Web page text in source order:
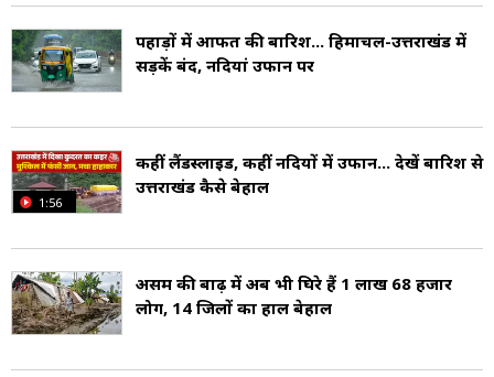
13 जिले हैं जो तीन मंडलों कुमाऊं मंडल, गढ़वाल मंडल
और गैरसैंण मंडल में बंटे हुए हैं.
देहरादून, उत्तराखंड की राजधानी होने के साथ इस राज्य
का सबसे बड़ा शहर है. (Capital Dehradun) गैरसैण
नामक एक छोटे से कस्बे को इसकी भौगोलिक स्थिति को
देखते हुए भविष्य की राजधानी के रूप में प्रस्तावित किया
गया है लेकिन संसाधनों की कमी के कारण देहरादून
अंतरिम राजधानी बना हुआ है. उत्तराखंड का उच्च
न्यायालय नैनीताल में है. (Uttarakhand High
पहाड़ों में आफत की बारिश... हिमाचल-उत्तराखंड में
सड़कें बंद, नदियां उफान पर
1:56
कहीं लैंडस्लाइड, कहीं नदियों में उफान... देखें बारिश से
उत्तराखंड कैसे बेहाल
असम की बाढ़ में अब भी घिरे हैं 1 लाख 68 हजार
लोग, 14 जिलों का हाल बेहाल